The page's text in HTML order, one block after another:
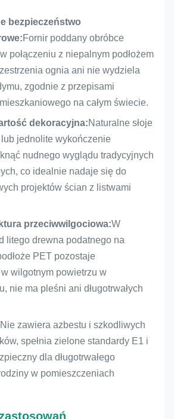
zmniejszający palność
Niska zawartość LZO,
przyjazny dla środowiska
Pochłanianie dźwięku i
dekoracja wnętrz
CE, FSC, EN 13501-1 B,
ASTM E84 klasa A,
bezpieczeństwo
Fornir poddany obróbce
połączeniu z niepalnym podłożem
ognia ani nie wydziela
zgodnie z przepisami
na całym świecie.
dekoracyjna:Naturalne słoje
jednolite wykończenie
nudnego wyglądu tradycyjnych
co idealnie nadaje się do
projektów ścian z listwami
przeciwwilgociowa:W
litego drewna podatnego na
PET pozostaje
wilgotnym powietrzu w
nie ma pleśni ani długotrwałych
Nie zawiera azbestu i szkodliwych
spełnia zielone standardy E1 i
dla długotrwałego
w pomieszczeniach